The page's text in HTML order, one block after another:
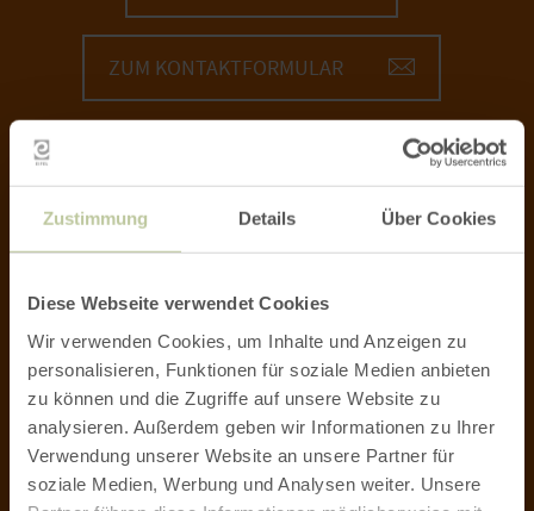
Zustimmung Details Über Cookies
Diese Webseite verwendet Cookies
Wir verwenden Cookies, um Inhalte und Anzeigen zu
personalisieren, Funktionen für soziale Medien anbieten
zu können und die Zugriffe auf unsere Website zu
analysieren. Außerdem geben wir Informationen zu Ihrer
Verwendung unserer Website an unsere Partner für
soziale Medien, Werbung und Analysen weiter. Unsere
ZUM KONTAKTFORMULAR
NEWSLETTER
Infos zur regionalen Wirtschaft, zu
innovativen Projekten und
beispielhaften Initiativen: Bleiben Sie
mit unserem wöchentlichen Newsletter
auf dem Laufenden!